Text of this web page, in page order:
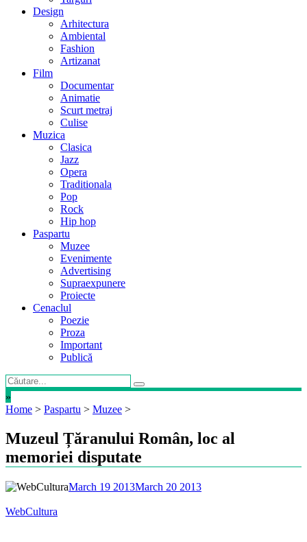
Design
Arhitectura
Ambiental
Fashion
Artizanat
Film
Documentar
Animatie
Scurt metraj
Culise
Muzica
Clasica
Jazz
Opera
Traditionala
Pop
Rock
Hip hop
Paspartu
Muzee
Evenimente
Advertising
Supraexpunere
Proiecte
Cenaclul
Poezie
Proza
Important
Publică
»
Home > Paspartu > Muzee >
Muzeul Țăranului Român, loc al
memoriei disputate
March 19 2013March 20 2013
WebCultura